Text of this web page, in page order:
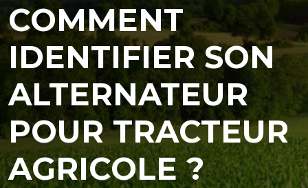
COMMENT
IDENTIFIER SON
ALTERNATEUR
POUR TRACTEUR
AGRICOLE ?